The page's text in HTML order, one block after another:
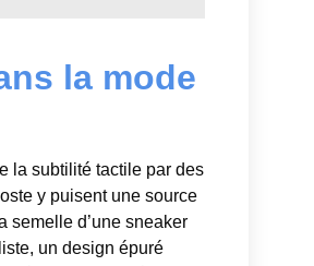
la mode
la subtilité tactile par des
y puisent une source
semelle d’une sneaker
un design épuré